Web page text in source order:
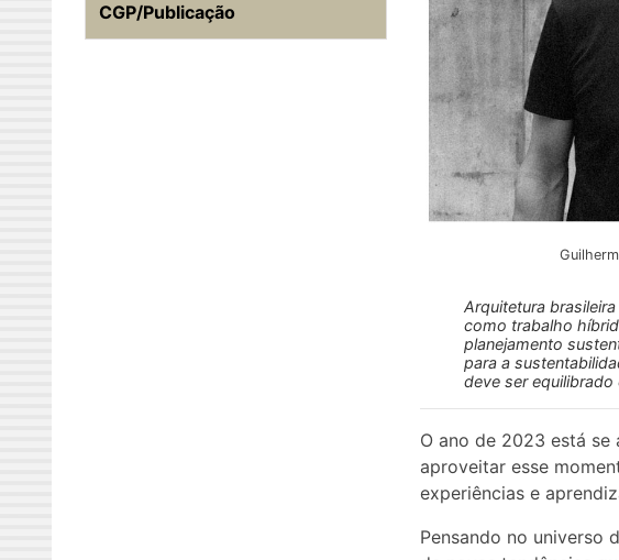
Arquitetura
como trabalho
planejamento
para a
deve ser equilibrado
O ano de 2023 está
aproveitar esse
experiências e
Pensando no universo
CGP/Publicação